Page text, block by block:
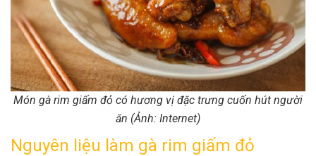
Món gà rim giấm đỏ có hương vị đặc trưng cuốn hút người
ăn (Ảnh: Internet)
Nguyên liệu làm gà rim giấm đỏ